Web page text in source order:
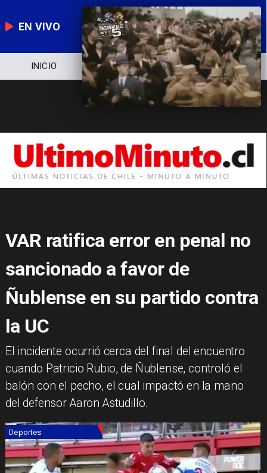
EN VIVO
NOTICIERO POLÍTICA ECONOMÍA
VAR ratifica error en penal no
sancionado a favor de
Ñublense en su partido contra
la UC
​El incidente ocurrió cerca del final del encuentro
cuando Patricio Rubio, de Ñublense, controló el
balón con el pecho, el cual impactó en la mano
del defensor Aaron Astudillo.
Deportes